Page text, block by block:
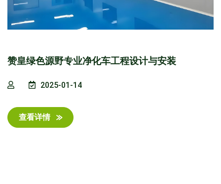
赞皇绿色源野专业净化车工程设计与安装
2025-01-14
查看详情